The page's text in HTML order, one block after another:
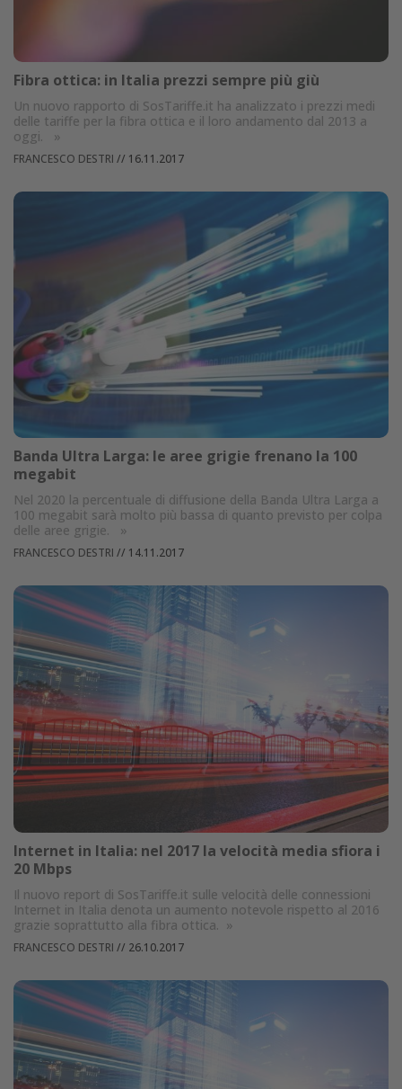
Fibra ottica: in Italia prezzi sempre più giù
Un nuovo rapporto di SosTariffe.it ha analizzato i prezzi medi
delle tariffe per la fibra ottica e il loro andamento dal 2013 a
oggi.
»
FRANCESCO DESTRI // 16.11.2017
Banda Ultra Larga: le aree grigie frenano la 100
megabit
Nel 2020 la percentuale di diffusione della Banda Ultra Larga a
100 megabit sarà molto più bassa di quanto previsto per colpa
delle aree grigie.
»
FRANCESCO DESTRI // 14.11.2017
Internet in Italia: nel 2017 la velocità media sfiora i
20 Mbps
Il nuovo report di SosTariffe.it sulle velocità delle connessioni
Internet in Italia denota un aumento notevole rispetto al 2016
grazie soprattutto alla fibra ottica. »
FRANCESCO DESTRI // 26.10.2017